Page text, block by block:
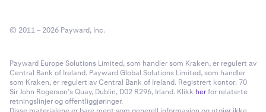
© 2011 – 2026 Payward, Inc.
Payward Europe Solutions Limited, som handler som Kraken, er regulert av
Central Bank of Ireland. Payward Global Solutions Limited, som handler
som Kraken, er regulert av Central Bank of Ireland. Registrert kontor: 70
Sir John Rogerson’s Quay, Dublin, D02 R296, Irland. Klikk herfor relaterte
retningslinjer og offentliggjøringer.